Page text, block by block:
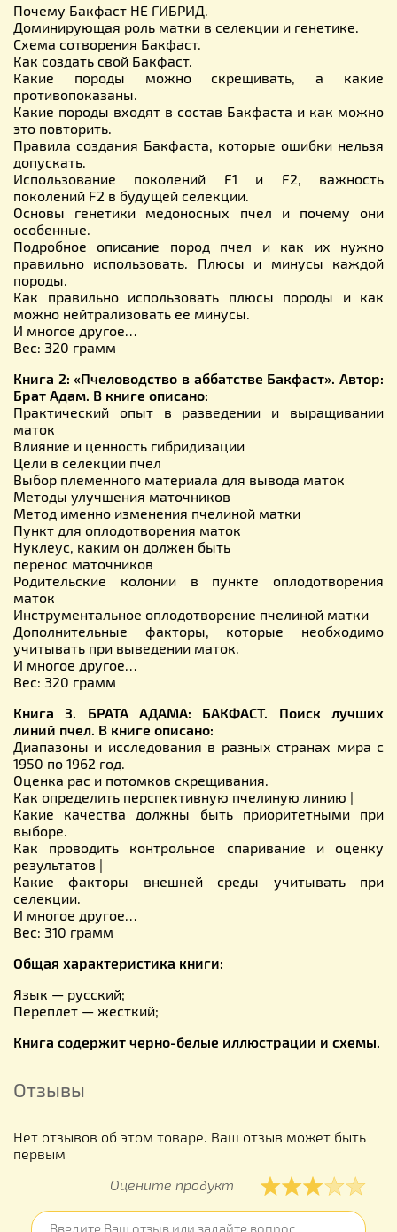
Почему Бакфаст НЕ ГИБРИД.
Доминирующая роль матки в селекции и генетике.
Схема сотворения Бакфаст.
Как создать свой Бакфаст.
Какие породы можно скрещивать, а какие
противопоказаны.
Какие породы входят в состав Бакфаста и как можно
это повторить.
Правила создания Бакфаста, которые ошибки нельзя
допускать.
Использование поколений F1 и F2, важность
поколений F2 в будущей селекции.
Основы генетики медоносных пчел и почему они
особенные.
Подробное описание пород пчел и как их нужно
правильно использовать. Плюсы и минусы каждой
породы.
Как правильно использовать плюсы породы и как
можно нейтрализовать ее минусы.
И многое другое…
Вес: 320 грамм
Книга 2: «Пчеловодство в аббатстве Бакфаст». Автор:
Брат Адам. В книге описано:
Практический опыт в разведении и выращивании
маток
Влияние и ценность гибридизации
Цели в селекции пчел
Выбор племенного материала для вывода маток
Методы улучшения маточников
Метод именно изменения пчелиной матки
Пункт для оплодотворения маток
Нуклеус, каким он должен быть
перенос маточников
Родительские колонии в пункте оплодотворения
маток
Инструментальное оплодотворение пчелиной матки
Дополнительные факторы, которые необходимо
учитывать при выведении маток.
И многое другое…
Вес: 320 грамм
Книга 3. БРАТА АДАМА: БАКФАСТ. Поиск лучших
линий пчел. В книге описано:
Диапазоны и исследования в разных странах мира с
1950 по 1962 год.
Оценка рас и потомков скрещивания.
Как определить перспективную пчелиную линию |
Какие качества должны быть приоритетными при
выборе.
Как проводить контрольное спаривание и оценку
результатов |
Какие факторы внешней среды учитывать при
селекции.
И многое другое…
Вес: 310 грамм
Общая характеристика книги:
Язык — русский;
Переплет — жесткий;
Книга содержит черно-белые иллюстрации и схемы.
Отзывы
Нет отзывов об этом товаре. Ваш отзыв может быть
первым
Оцените продукт